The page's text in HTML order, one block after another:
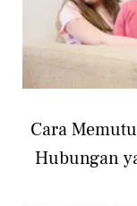
Cara
Hubungan